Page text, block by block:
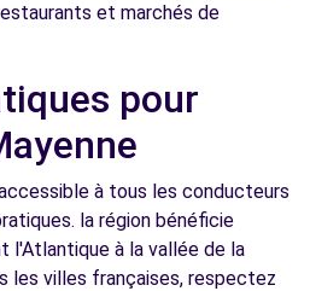
et marchés de
pour
à tous les conducteurs
la région bénéficie
l'Atlantique à la vallée de la
les villes françaises, respectez